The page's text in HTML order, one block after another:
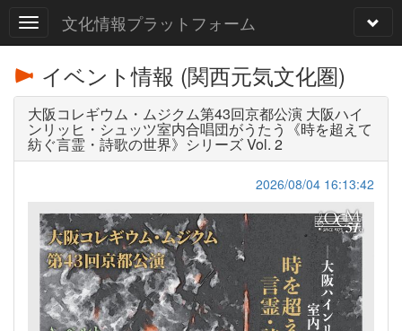
文化情報プラットフォーム
イベント情報 (関西元気文化圏)
大阪コレギウム・ムジクム第43回京都公演 大阪ハイ
ンリッヒ・シュッツ室内合唱団がうたう《時を超えて
紡ぐ言霊・詩歌の世界》シリーズ Vol. 2
2026/08/04 16:13:42